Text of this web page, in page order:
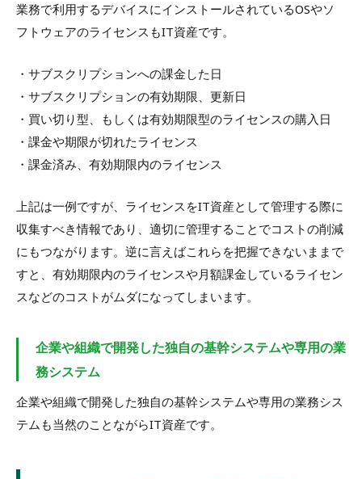
業務で利用するデバイスにインストールされているOSやソ
フトウェアのライセンスもIT資産です。
・サブスクリプションへの課金した日
・サブスクリプションの有効期限、更新日
・買い切り型、もしくは有効期限型のライセンスの購入日
・課金や期限が切れたライセンス
・課金済み、有効期限内のライセンス
上記は一例ですが、ライセンスをIT資産として管理する際に
収集すべき情報であり、適切に管理することでコストの削減
にもつながります。逆に言えばこれらを把握できないままで
すと、有効期限内のライセンスや月額課金しているライセン
スなどのコストがムダになってしまいます。
企業や組織で開発した独自の基幹システムや専用の業
務システム
企業や組織で開発した独自の基幹システムや専用の業務シス
テムも当然のことながらIT資産です。